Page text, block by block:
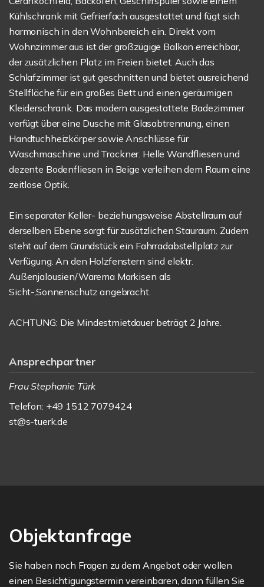
Kühlschrank mit Gefrierfach ausgestattet und fügt sich
harmonisch in den Wohnbereich ein. Direkt vom
Wohnzimmer aus ist der großzügige Balkon erreichbar,
der zusätzlichen Platz im Freien bietet. Auch das
Schlafzimmer ist gut geschnitten und bietet ausreichend
Stellfläche für ein großes Bett und einen geräumigen
Kleiderschrank. Das modern ausgestattete Badezimmer
verfügt über eine Dusche mit Glasabtrennung, einen
Handtuchheizkörper sowie Anschlüsse für
Waschmaschine und Trockner. Helle Wandfliesen und
dezente Bodenfliesen in Beige verleihen dem Raum eine
zeitlose Optik.
Ein separater Keller- beziehungsweise Abstellraum auf
derselben Ebene sorgt für zusätzlichen Stauraum. Zudem
steht auf dem Grundstück ein Fahrradabstellplatz zur
Verfügung. An den Holzfenstern sind elektr.
Außenjalousien/Warema Markisen als
Sicht-,Sonnenschutz angebracht.
ACHTUNG: Die Mindestmietdauer beträgt 2 Jahre.
Ansprechpartner
Frau Stephanie Türk
Telefon: +49 1512 7079424
st@s-tuerk.de
Objektanfrage
Sie haben noch Fragen zu dem Angebot oder wollen
einen Besichtigungstermin vereinbaren, dann füllen Sie